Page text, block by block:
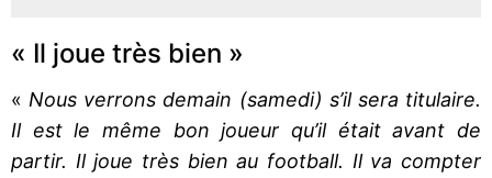
« Il joue très bien »
« Nous verrons demain (samedi) s’il sera titulaire.
Il est le même bon joueur qu’il était avant de
partir. Il joue très bien au football. Il va compter